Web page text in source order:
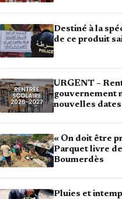
Destiné à la
de ce produit
URGENT –
gouvernement
nouvelles dates
« On doit être
Parquet livre
Boumerdès
Pluies et